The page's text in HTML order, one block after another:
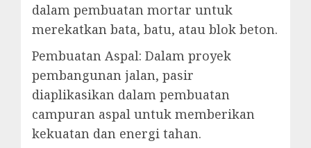
dalam pembuatan mortar untuk
merekatkan bata, batu, atau blok beton.
Pembuatan Aspal: Dalam proyek
pembangunan jalan, pasir
diaplikasikan dalam pembuatan
campuran aspal untuk memberikan
kekuatan dan energi tahan.